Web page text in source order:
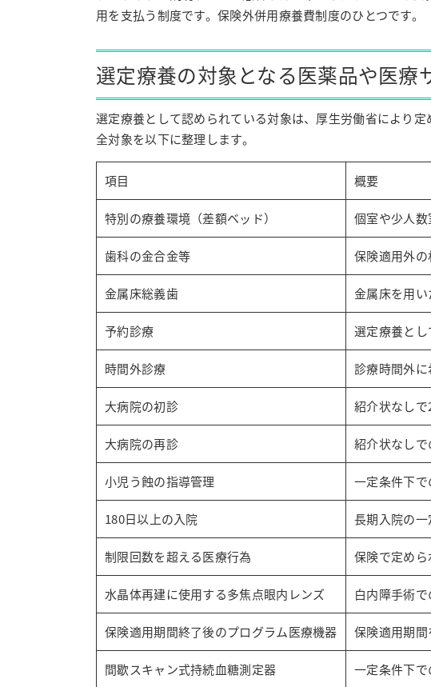
用を支払う制度です。保険外併用療養費制度のひとつです。
選定療養の対象となる医薬品や医療
選定療養として認められている対象は、厚生労働省により
全対象を以下に整理します。
項目 概要
特別の療養環境（差額ベッド） 個室や少人
歯科の金合金等 保険適用外
金属床総義歯 金属床を用
予約診療 選定療養と
時間外診療 診療時間外
大病院の初診 紹介状なし
大病院の再診 紹介状なし
小児う蝕の指導管理 一定条件下
180日以上の入院 長期入院の
制限回数を超える医療行為 保険で定め
水晶体再建に使用する多焦点眼内レンズ 白内障手術
保険適用期間終了後のプログラム医療機器 保険適用期
間歇スキャン式持続血糖測定器 一定条件下